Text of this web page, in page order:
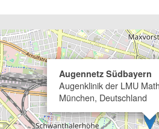
Augennetz Südbayern
Augenklinik der LMU
München, Deutschland